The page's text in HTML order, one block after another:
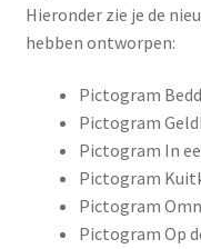
Hieronder zie je de
hebben ontworpen:
Pictogram
Pictogram
Pictogram In
Pictogram
Pictogram
Pictogram Op